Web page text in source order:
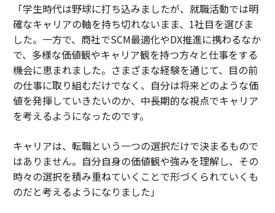
「学生時代は野球に打ち込みましたが、就職活動では明
確なキャリアの軸を持ち切れないまま、1社目を選びま
した。一方で、商社でSCM最適化やDX推進に携わるなか
で、多様な価値観やキャリア観を持つ方々と仕事をする
機会に恵まれました。さまざまな経験を通じて、目の前
の仕事に取り組むだけでなく、自分は将来どのような価
値を発揮していきたいのか、中長期的な視点でキャリア
を考えるようになったのです。
キャリアは、転職という一つの選択だけで決まるもので
はありません。自分自身の価値観や強みを理解し、その
時々の選択を積み重ねていくことで形づくられていくも
のだと考えるようになりました」